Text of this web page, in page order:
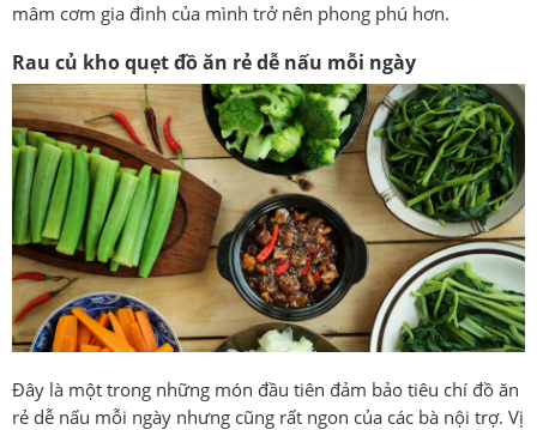
mâm cơm gia đình của mình trở nên phong phú hơn.
Rau củ kho quẹt đồ ăn rẻ dễ nấu mỗi ngày
Đây là một trong những món đầu tiên đảm bảo tiêu chí đồ ăn
rẻ dễ nấu mỗi ngày nhưng cũng rất ngon của các bà nội trợ. Vị